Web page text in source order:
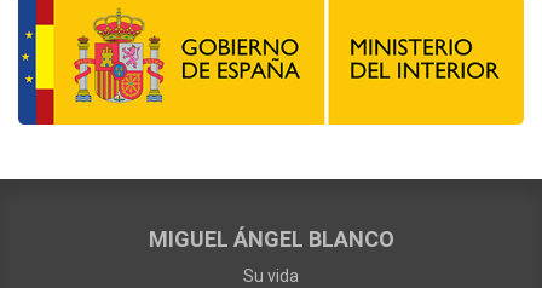
MIGUEL ÁNGEL BLANCO
Su vida